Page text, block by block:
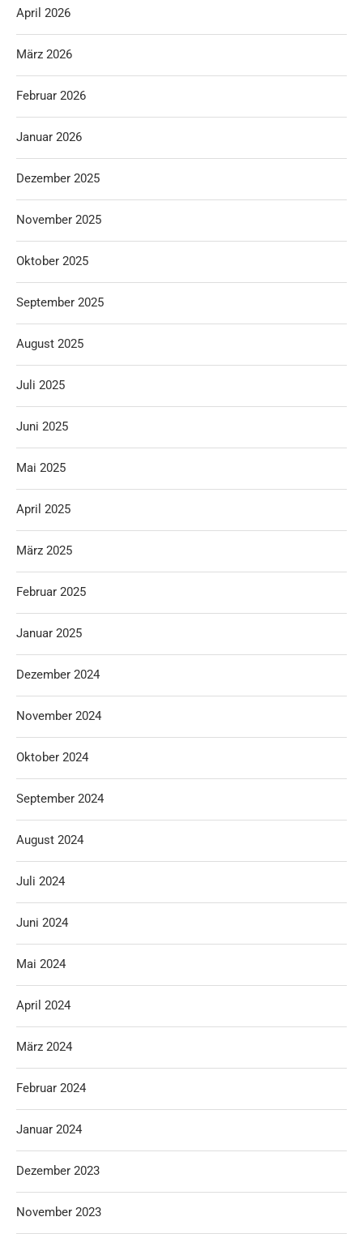
April 2026
März 2026
Februar 2026
Januar 2026
Dezember 2025
November 2025
Oktober 2025
September 2025
August 2025
Juli 2025
Juni 2025
Mai 2025
April 2025
März 2025
Februar 2025
Januar 2025
Dezember 2024
November 2024
Oktober 2024
September 2024
August 2024
Juli 2024
Juni 2024
Mai 2024
April 2024
März 2024
Februar 2024
Januar 2024
Dezember 2023
November 2023